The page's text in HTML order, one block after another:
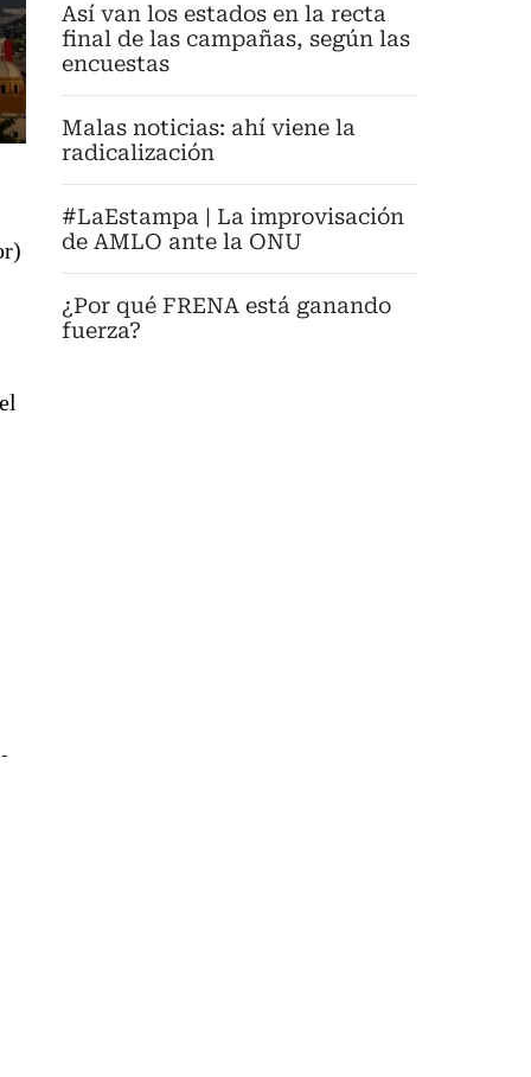
Así van los estados en la recta
final de las campañas, según las
encuestas
Malas noticias: ahí viene la
radicalización
#LaEstampa | La improvisación
de AMLO ante la ONU
¿Por qué FRENA está ganando
fuerza?